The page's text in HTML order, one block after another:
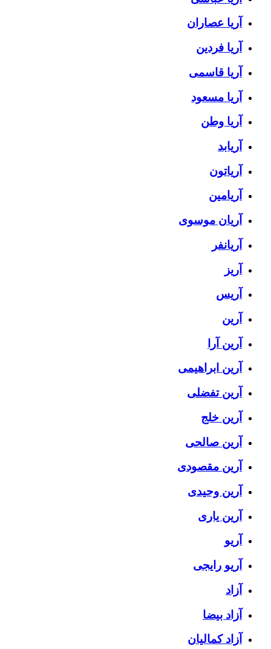
آریا عصاران
آریا فردین
آریا قاسمی
آریا مسعود
آریا وطن
آریابد
آریاتون
آریامین
آریان موسوی
آریانفر
آریز
آریس
آرین
آرین آرا
آرین ابراهیمی
آرین تفضلی
آرین خلج
آرین صالحی
آرین مقصودی
آرین وحیدی
آرین یاری
آریو
آریو رایجی
آزاد
آزاد بیضا
آزاد کمالیان